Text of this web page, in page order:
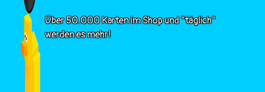
Über 50.000 Karten im Shop und "täglich"
werden es mehr!